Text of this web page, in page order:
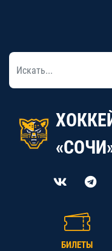
БИЛЕТЫ